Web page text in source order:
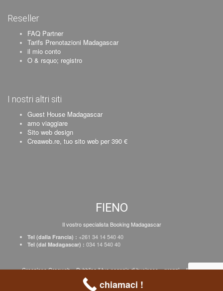
Reseller
FAQ Partner
Tarifs Prenotazioni Madagascar
il mio conto
O & rsquo; registro
I nostri altri siti
Guest House Madagascar
amo viaggiare
Sito web design
Creaweb.re, tuo sito web per 390 €
FIENO
Il vostro specialista Booking Madagascar
Tel (dalla Francia) : +261 34 14 540 40
Tel (dal Madagascar) : 034 14 540 40
Creazione Creaweb–Pubblica il tuo negozio di business–prezzi–Avviso
chiamaci !